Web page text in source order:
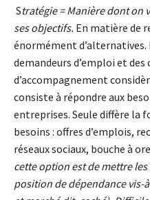
Stratégie = Manière dont on
ses objectifs. En matière de
énormément d’alternatives.
demandeurs d’emploi et des
d’accompagnement
consiste à répondre aux
entreprises. Seule diffère la
besoins : offres d’emplois,
réseaux sociaux, bouche à
cette option est de mettre
position de dépendance vis-